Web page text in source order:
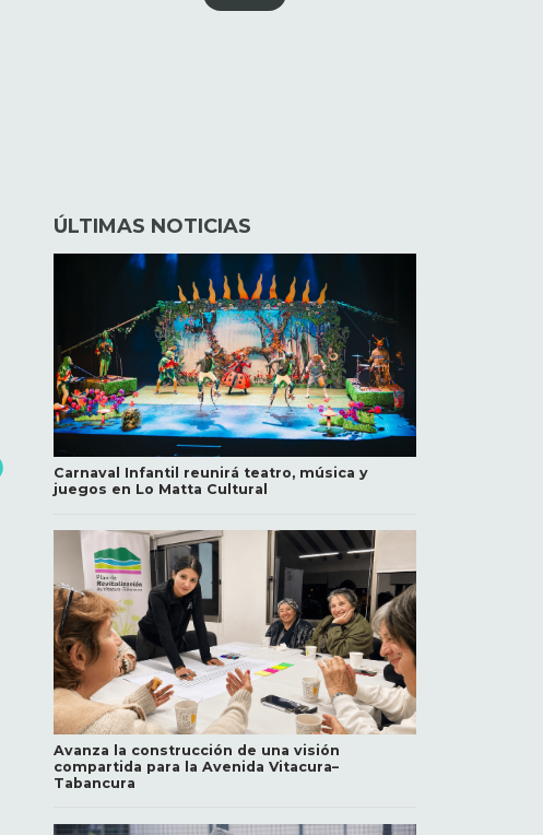
ÚLTIMAS NOTICIAS
Carnaval Infantil reunirá teatro, música y
juegos en Lo Matta Cultural
Avanza la construcción de una visión
compartida para la Avenida Vitacura–
Tabancura